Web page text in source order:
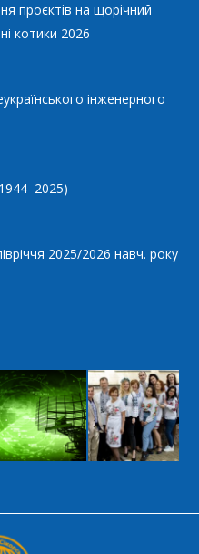
проєктів на щорічний
котики 2026
інженерного
2025/2026 навч. року